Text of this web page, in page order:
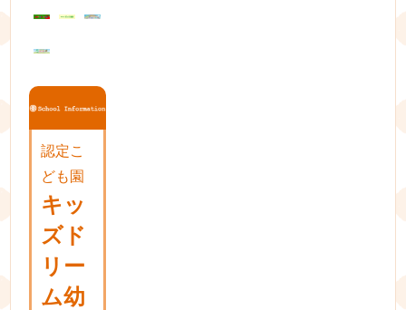
認定こ
ども園
キッ
ズド
リー
ム幼